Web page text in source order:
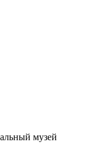
музей